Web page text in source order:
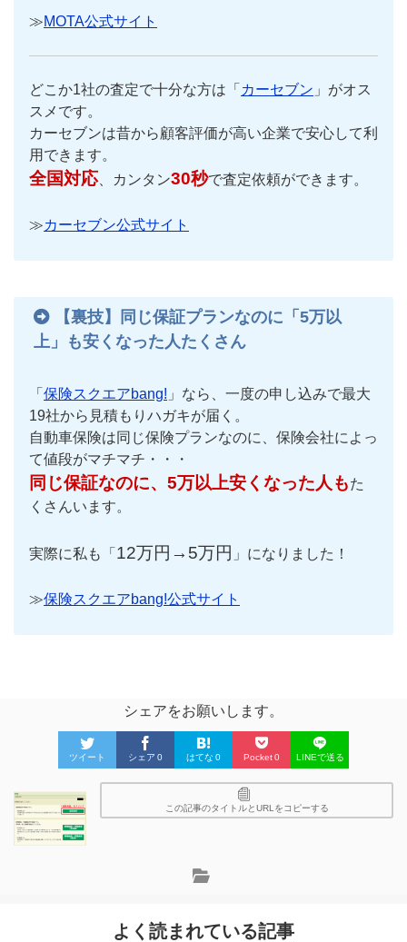
≫MOTA公式サイト
どこか1社の査定で十分な方は「 カーセブン 」がオス
スメです。
カーセブンは昔から顧客評価が高い企業で安心して利
用できます。
全国対応、カンタン30秒で査定依頼ができます。
≫カーセブン公式サイト
【裏技】同じ保証プランなのに「5万以
上」も安くなった人たくさん
「 保険スクエアbang! 」なら、一度の申し込みで最大
19社から見積もりハガキが届く。
自動車保険は同じ保険プランなのに、保険会社によっ
て値段がマチマチ・・・
同じ保証なのに、5万以上安くなった人もた
くさんいます。
実際に私も「 12万円→5万円 」になりました！
≫保険スクエアbang!公式サイト
シェアをお願いします。
ツイート シェア 0 はてな 0 Pocket0 LINEで送る
この記事のタイトルとURLをコピーする
よく読まれている記事